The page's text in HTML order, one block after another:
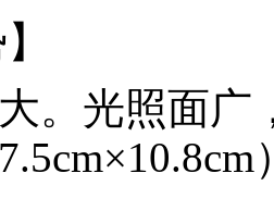
。光照面